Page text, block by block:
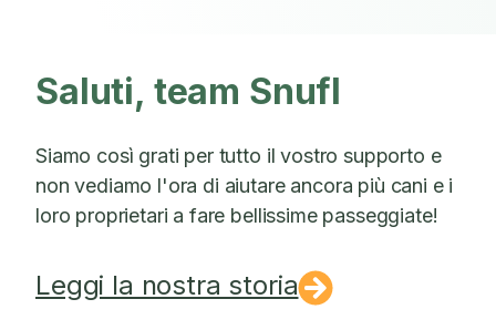
Saluti, team Snufl
Siamo così grati per tutto il vostro supporto e
non vediamo l'ora di aiutare ancora più cani e i
loro proprietari a fare bellissime passeggiate!
Leggi la nostra storia